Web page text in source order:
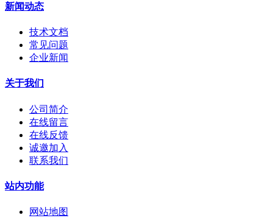
新闻动态
技术文档
常见问题
企业新闻
关于我们
公司简介
在线留言
在线反馈
诚邀加入
联系我们
站内功能
网站地图